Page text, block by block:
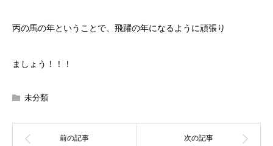
丙の馬の年ということで、飛躍の年になるように頑張り
ましょう！！！
未分類